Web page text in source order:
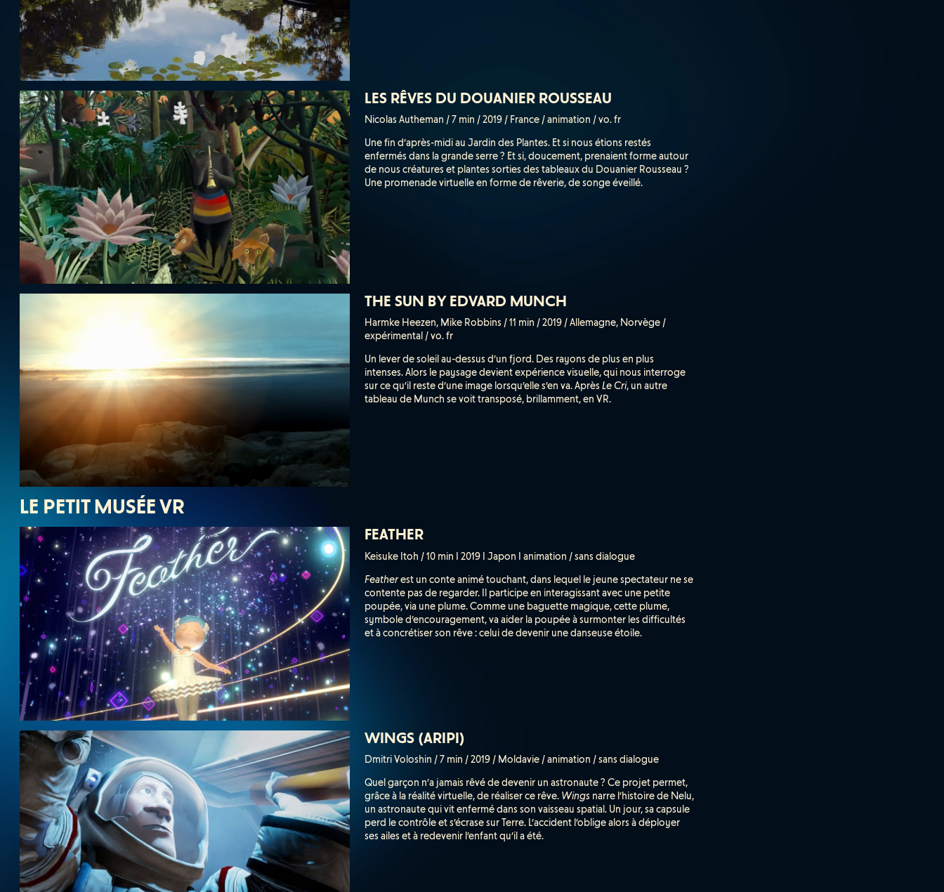
LES RÊVES DU DOUANIER ROUSSEAU
Nicolas Autheman / 7 min / 2019 / France / animation / vo. fr
Une fin d’après-midi au Jardin des Plantes. Et si nous étions restés
enfermés dans la grande serre ? Et si, doucement, prenaient forme autour
de nous créatures et plantes sorties des tableaux du Douanier Rousseau ?
Une promenade virtuelle en forme de rêverie, de songe éveillé.
THE SUN BY EDVARD MUNCH
Harmke Heezen, Mike Robbins / 11 min / 2019 / Allemagne, Norvège /
expérimental / vo. fr
Un lever de soleil au-dessus d’un fjord. Des rayons de plus en plus
intenses. Alors le paysage devient expérience visuelle, qui nous interroge
sur ce qu’il reste d’une image lorsqu’elle s’en va. AprèsLe Cri, un autre
tableau de Munch se voit transposé, brillamment, en VR.
LE PETIT MUSÉE VR
FEATHER
Keisuke Itoh / 10 min I 2019 I Japon I animation / sans dialogue
Featherest un conte animé touchant, dans lequel le jeune spectateur ne se
contente pas de regarder. Il participe en interagissant avec une petite
poupée, via une plume. Comme une baguette magique, cette plume,
symbole d’encouragement, va aider la poupée à surmonter les difficultés
et à concrétiser son rêve : celui de devenir une danseuse étoile.
WINGS (ARIPI)
Dmitri Voloshin / 7 min / 2019 / Moldavie / animation / sans dialogue
Quel garçon n’a jamais rêvé de devenir un astronaute ? Ce projet permet,
grâce à la réalité virtuelle, de réaliser ce rêve. Wings narre l’histoire de Nelu,
un astronaute qui vit enfermé dans son vaisseau spatial. Un jour, sa capsule
perd le contrôle et s’écrase sur Terre. L’accident l’oblige alors à déployer
ses ailes et à redevenir l’enfant qu’il a été.